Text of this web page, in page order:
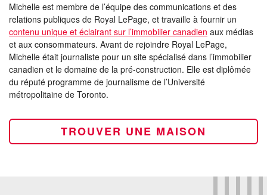
Michelle est membre de l’équipe des communications et des
relations publiques de Royal LePage, et travaille à fournir un
contenu unique et éclairant sur l’immobilier canadien aux médias
et aux consommateurs. Avant de rejoindre Royal LePage,
Michelle était journaliste pour un site spécialisé dans l’immobilier
canadien et le domaine de la pré-construction. Elle est diplômée
du réputé programme de journalisme de l’Université
métropolitaine de Toronto.
TROUVER UNE MAISON